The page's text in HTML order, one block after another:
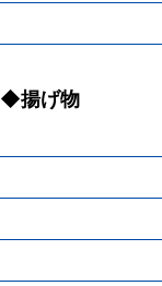
◆揚げ物